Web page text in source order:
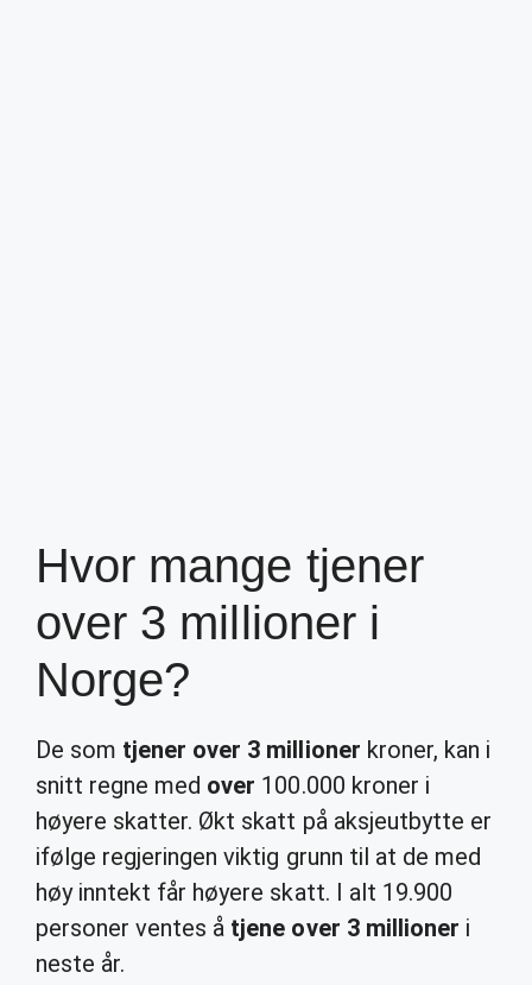
Hvor mange tjener
over 3 millioner i
Norge?
De som tjener over 3 millioner kroner, kan i
snitt regne med over 100.000 kroner i
høyere skatter. Økt skatt på aksjeutbytte er
ifølge regjeringen viktig grunn til at de med
høy inntekt får høyere skatt. I alt 19.900
personer ventes å tjene over 3 millioner i
neste år.